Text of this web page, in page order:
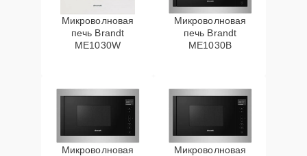
Микроволновая
печь Brandt
ME1030W
Микроволновая
печь Brandt
ME1030B
Микроволновая
Микроволновая